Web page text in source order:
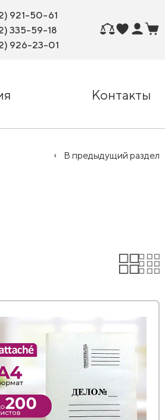
921-50-61
335-59-18
926-23-01
Контакты
В предыдущий раздел